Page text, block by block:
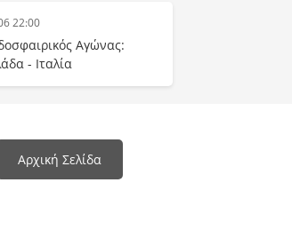
22:00
Αγώνας:
- Ιταλία
Αρχική Σελίδα